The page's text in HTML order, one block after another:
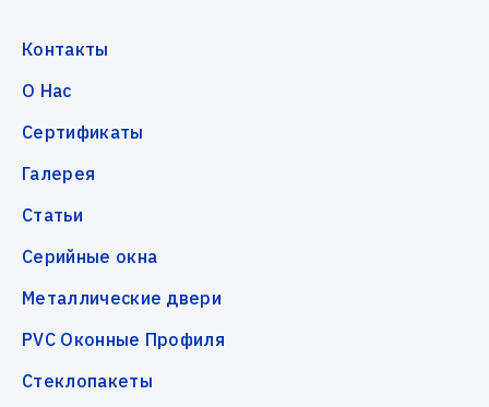
Контакты
О Нас
Сертификаты
Галерея
Статьи
Серийные окна
Металлические двери
PVC Оконные Профиля
Стеклопакеты